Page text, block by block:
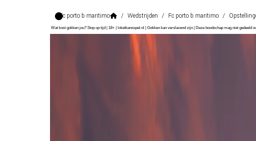
Fc porto b maritimo / Wedstrijden / Fc porto b maritimo /
Wat kost gokken jou? Stop op tijd | 18+ | loketkansspel.nl | Gokken kan verslavend zijn | Deze boodschap mag niet